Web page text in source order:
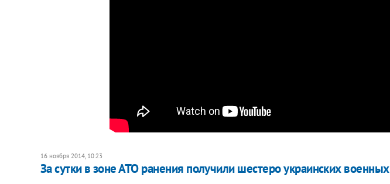
16 ноября 2014, 10:23
За сутки в зоне АТО ранения получили шестеро украинских военных